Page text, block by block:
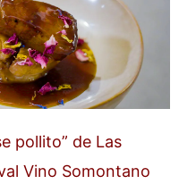
pollito” de Las
Vino Somontano